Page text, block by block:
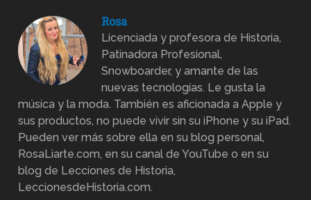
Rosa
Licenciada y profesora de Historia,
Patinadora Profesional,
Snowboarder, y amante de las
nuevas tecnologías. Le gusta la
música y la moda. También es aficionada a Apple y
sus productos, no puede vivir sin su iPhone y su iPad.
Pueden ver más sobre ella en su blog personal,
RosaLiarte.com, en su canal de YouTube o en su
blog de Lecciones de Historia,
LeccionesdeHistoria.com.